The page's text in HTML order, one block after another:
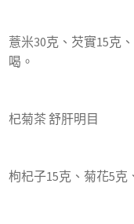
薏米30克、芡實15克
喝。
杞菊茶 舒肝明目
枸杞子15克、菊花5克